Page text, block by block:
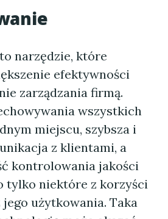
narzędzie, które
efektywności
zarządzania firmą.
wszystkich
miejscu, szybsza i
z klientami, a
kontrolowania jakości
tylko niektóre z korzyści
użytkowania. Taka